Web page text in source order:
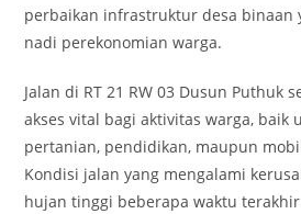
perbaikan infrastruktur desa binaan
nadi perekonomian warga.
Jalan di RT 21 RW 03 Dusun Puthuk
akses vital bagi aktivitas warga,
pertanian, pendidikan, maupun
Kondisi jalan yang mengalami
hujan tinggi beberapa waktu